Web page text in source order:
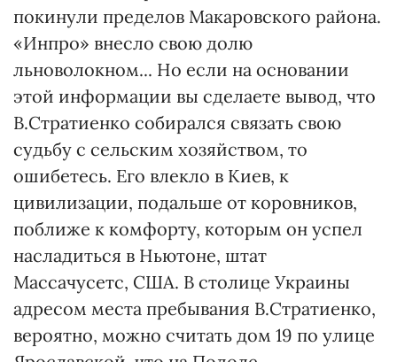
покинули пределов Макаровского района.
«Инпро» внесло свою долю
льноволокном... Но если на основании
этой информации вы сделаете вывод, что
В.Стратиенко собирался связать свою
судьбу с сельским хозяйством, то
ошибетесь. Его влекло в Киев, к
цивилизации, подальше от коровников,
поближе к комфорту, которым он успел
насладиться в Ньютоне, штат
Массачусетс, США. В столице Украины
адресом места пребывания В.Стратиенко,
вероятно, можно считать дом 19 по улице